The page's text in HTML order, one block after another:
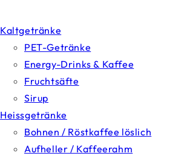
Kaltgetränke
PET-Getränke
Energy-Drinks & Kaffee
Fruchtsäfte
Sirup
Heissgetränke
Bohnen / Röstkaffee löslich
Aufheller / Kaffeerahm